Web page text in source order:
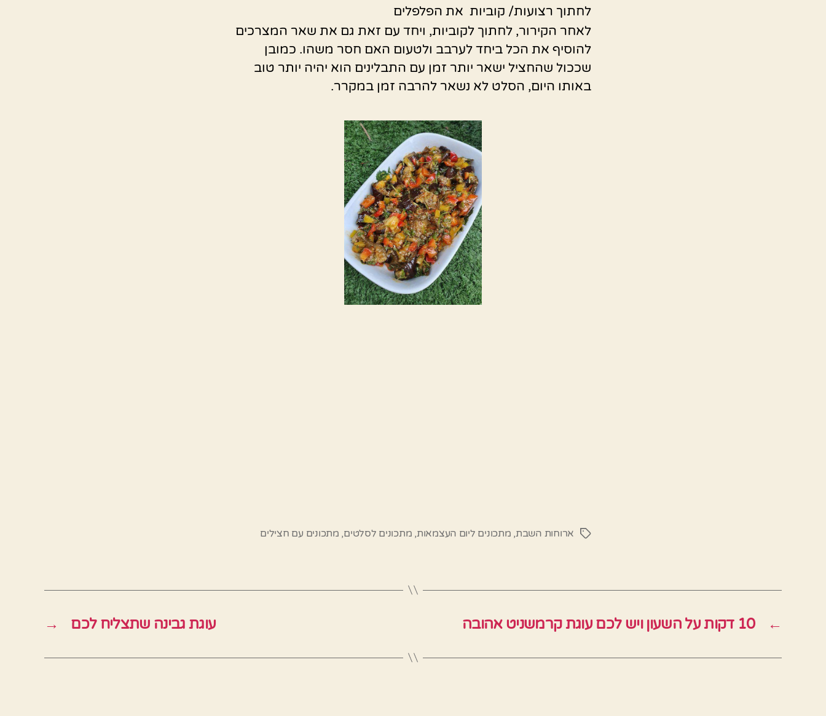
לחתוך רצועות/ קוביות את הפלפלים
לאחר הקירור, לחתוך לקוביות, ויחד עם זאת גם את שאר המצרכים
להוסיף את הכל ביחד לערבב ולטעום האם חסר משהו. כמובן
שככול שהחציל ישאר יותר זמן עם התבלינים הוא יהיה יותר טוב
באותו היום, הסלט לא נשאר להרבה זמן במקרר.
תגיותארוחות השבת, מתכונים ליום העצמאות, מתכונים לסלטים, מתכונים עם חצילים
← 10 דקות על השעון ויש לכם עוגת קרמשניט אהובה → עוגת גבינה שתצליח לכם